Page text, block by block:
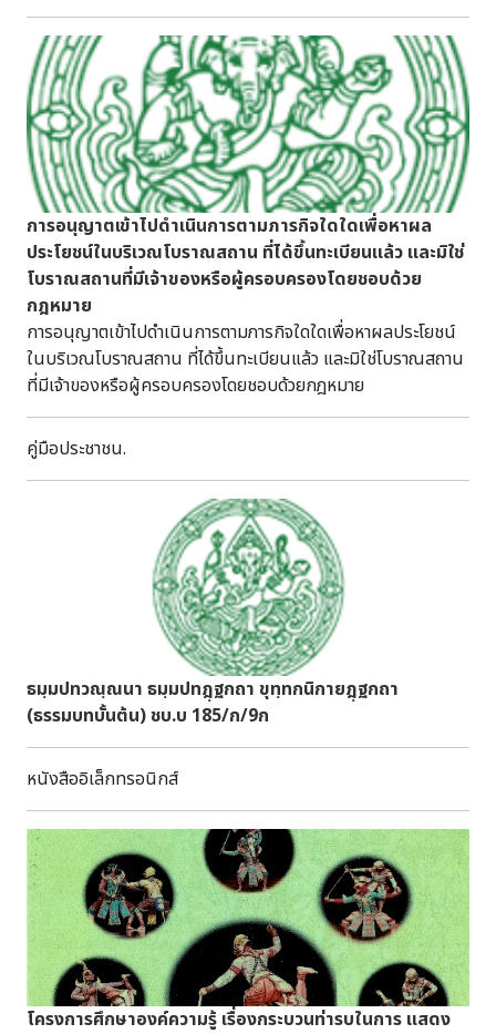
โดยสำนักการสังคีต กรมศิลปากร 11 พ.ย. 67 การแสดงชักนาค
ดึกดำบรรพ์ และ โขน ตอน "โมกขศักดิ์" โดยสำนักการสังคีต กรม
ศิลปากร 12 พ.ย. 67 การแสดงละครนอก สังข์ทอง ตอน "เลือก
คู่-หาปลา" โดย สำนักการสังคีต กรมศิลปากร 13 พ.ย. 67 การ
แสดงหุ่นกระบอก "พระอภัยมณีหนีผีเสื้อสมุทร" โดย ชูเชิด
ชำนาญศิลป์ จ.สมุทรสงคราม14 พ.ย. 67 การแสดงหนังใหญ่
รามเกียรติ์ ตอน "ยกรบ" วัดขนอน จ.ราชบุรี และขับร้องเพลง
โดย นัน แชมป์ไมค์ทองคำ 15 พ.ย. 67 วันลอยกระทง และ
ประกวดนางนพมาศ 16 พ.ย. 67 การแสดงโขนนั่งราว ตอน
"นาคบาศ - ยกรบ" โดยสำนักการสังคีต กรมศิลปากร 17 พ.ย.
67 การแสดงหนังใหญ่ โดย วัดสว่างอารมณ์ จ.สิงห์บุรี และการ
แสดงเพลงเรือ - วัดราชบูรณะ 10 พ.ย. 67 การแสดงสำนักดาบพุ
ทไธศวรรย์ 13 พ.ย. 67 มวยคาดเชือก17 พ.ย. 67 การแสดงละคร
ลิง โดย คณะประกิตศิษย์พระกาฬ - วัดมหาธาตุ 9-17 พ.ย. 67 การ
สาธิตและ workshop งานช่างศิลป์ไทย โดย สำนักช่างสิบหมู่
15 พ.ย. 67 พิธีเสกน้ำพระพุทธมนต์ จันทร์วันเพ็ญ- วัดไชยวัฒนา
ราม 15 พ.ย. 67 วันลอยกระทง - พระราชวังจันทรเกษม 9 พ.ย.
67 สาธิตการสักยันต์ โดย อ.ประเวศ คงเอียด และกิจกรรมดูดาว
โดย สมาคมดาราศาสตร์ไทย 10 พ.ย. 2567 กิจกรรมดูดวง โดย
สมาคมโหรแห่งประเทศไทย และการประชันปี่พาทย์แบบโบราณ
โดย คณะกุญชรดุริยะ กับ ระนาดเมืองเหน่อ 11 พ.ย. 67 การ
แสดงหมากรุกคน โดย นาฏศิลป์ลพบุรี 12-14 พ.ย. 67 หนัง
กลางแปลง 15 พ.ย. 67 การแสดงดนตรี โดย วงสุภาภรณ์ 16
พ.ย. 67 "จันทรเกษมลีลา กระจ่างฟ้าลีลาศ" โดย สำนักการสังคีต
กรมศิลปากร และ "เพชรในเพลง" โดย ผิงผิง สรวีย์ แชมป์
รายการ The Golden Song 17 พ.ย. 67 "เสนาะเสียงสำเนียง
เพชร ลำนำเพชรในเพลง" โดย สำนักการสังคีต กรมศิลปากร
และ "เพชรในเพลง" โดย ศิลปินเพชรในเพลง นอกจากนี้
ประกวดแมวไทย "แมวไทยโบราณคืนถิ่นกรุงศรี" ที่
พิพิธภัณฑสถานแห่งชาติ เจ้าสามพระยา
การอนุญาตเข้าไปดําเนินการตามภารกิจใดใดเพื่อหาผล
ประโยชน์ในบริเวณโบราณสถาน ที่ได้ขึ้นทะเบียนแล้ว และมิใช่
โบราณสถานที่มีเจ้าของหรือผู้ครอบครองโดยชอบด้วย
กฎหมาย
การอนุญาตเข้าไปดําเนินการตามภารกิจใดใดเพื่อหาผลประโยชน์
ในบริเวณโบราณสถาน ที่ได้ขึ้นทะเบียนแล้ว และมิใช่โบราณสถาน
ที่มีเจ้าของหรือผู้ครอบครองโดยชอบด้วยกฎหมาย
คู่มือประชาชน.
ธมฺมปทวณฺณนา ธมฺมปทฎฺฐกถา ขุทฺทกนิกายฎฺฐกถา
(ธรรมบทบั้นต้น) ชบ.บ 185/ก/9ก
หนังสืออิเล็กทรอนิกส์
โครงการศึกษาองค์ความรู้ เรื่องกระบวนท่ารบในการ แสดง